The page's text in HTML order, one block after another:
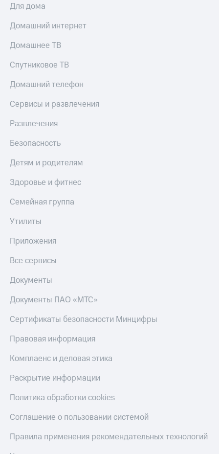
Для дома
Домашний интернет
Домашнее ТВ
Спутниковое ТВ
Домашний телефон
Сервисы и развлечения
Развлечения
Безопасность
Детям и родителям
Здоровье и фитнес
Семейная группа
Утилиты
Приложения
Все сервисы
Документы
Документы ПАО «МТС»
Сертификаты безопасности Минцифры
Правовая информация
Комплаенс и деловая этика
Раскрытие информации
Политика обработки cookies
Соглашение о пользовании системой
Правила применения рекомендательных технологий